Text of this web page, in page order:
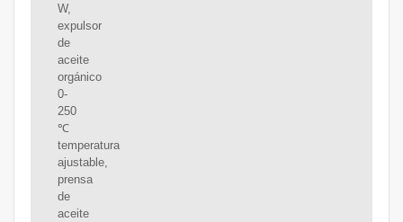
W,
expulsor
de
aceite
orgánico
0-
250
℃
temperatura
ajustable,
prensa
de
aceite